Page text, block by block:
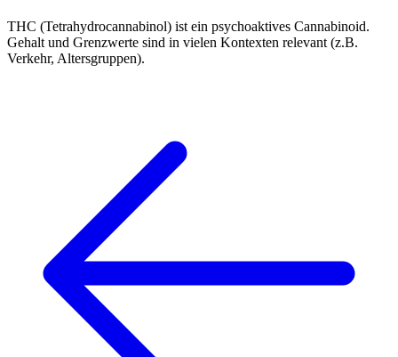
THC (Tetrahydrocannabinol) ist ein psychoaktives Cannabinoid.
Gehalt und Grenzwerte sind in vielen Kontexten relevant (z.B.
Verkehr, Altersgruppen).